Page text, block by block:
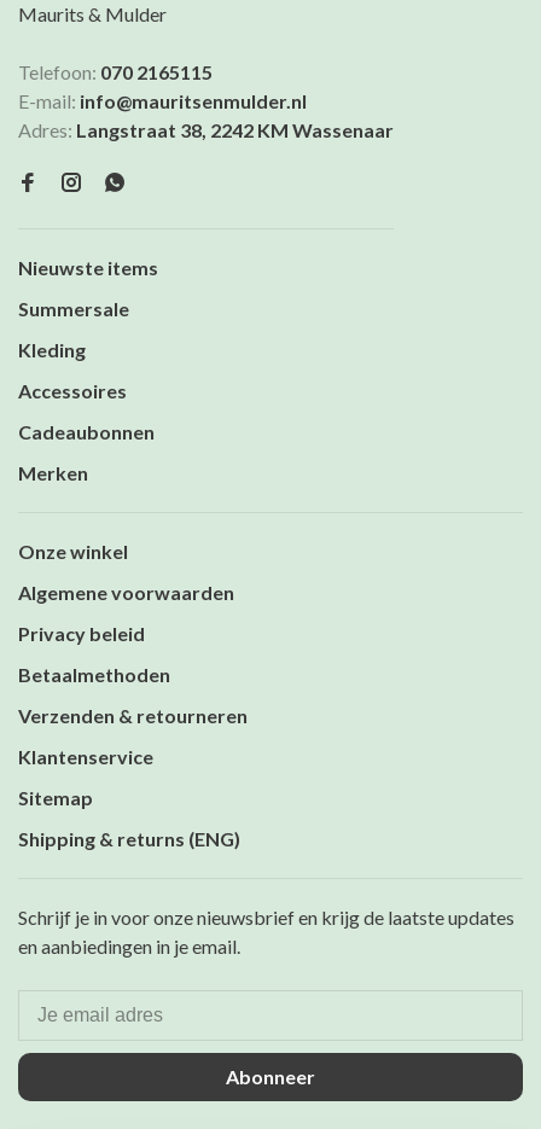
Maurits & Mulder
Telefoon: 070 2165115
E-mail: info@mauritsenmulder.nl
Adres: Langstraat 38, 2242 KM Wassenaar
Nieuwste items
Summersale
Kleding
Accessoires
Cadeaubonnen
Merken
Onze winkel
Algemene voorwaarden
Privacy beleid
Betaalmethoden
Verzenden & retourneren
Klantenservice
Sitemap
Shipping & returns (ENG)
Schrijf je in voor onze nieuwsbrief en krijg de laatste updates
en aanbiedingen in je email.
Abonneer